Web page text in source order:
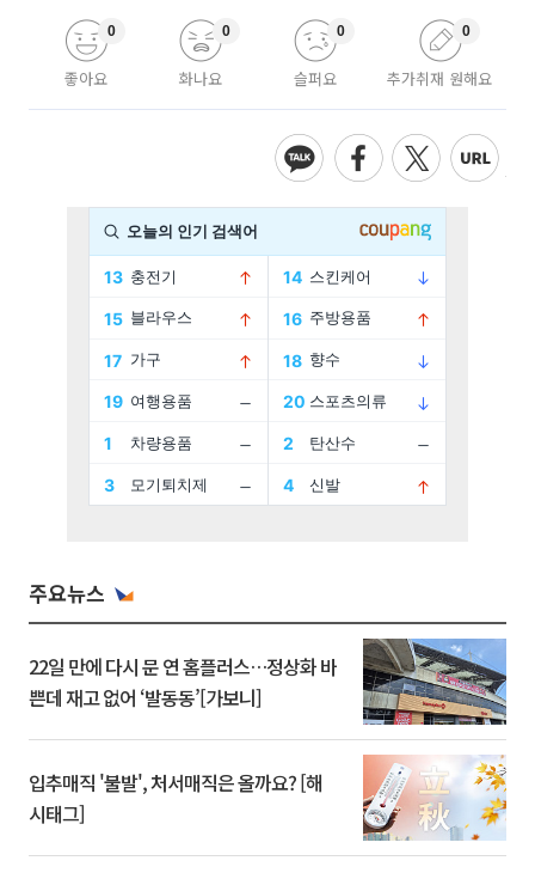
좋아요
0
화나요
0
슬퍼요
0
추가취재 원해요
0
주요뉴스
22일 만에 다시 문 연 홈플러스…정상화 바
쁜데 재고 없어 ‘발동동’[가보니]
입추매직 '불발', 처서매직은 올까요? [해
시태그]